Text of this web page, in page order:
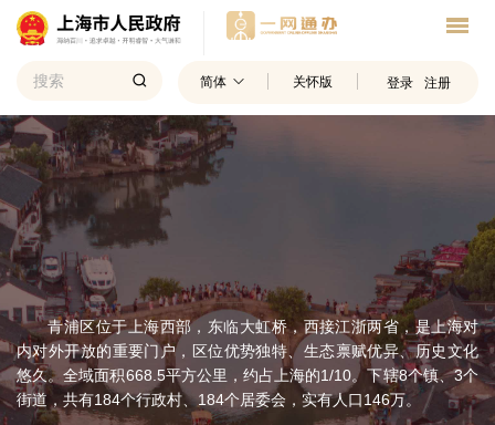
简体 关怀版 登录 注册
青浦区位于上海西部，东临大虹桥，西接江浙两省，是上海对
内对外开放的重要门户，区位优势独特、生态禀赋优异、历史文化
悠久。全域面积668.5平方公里，约占上海的1/10。下辖8个镇、3个
街道，共有184个行政村、184个居委会，实有人口146万。